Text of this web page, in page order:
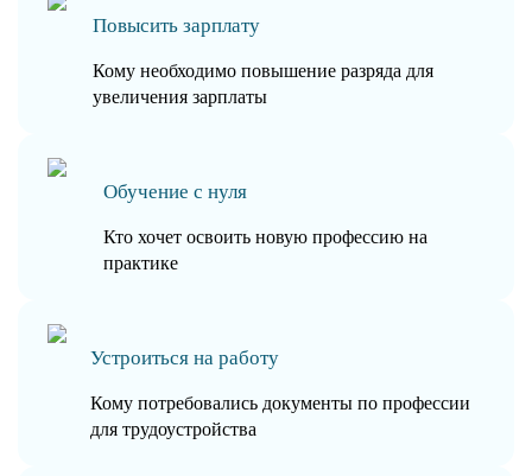
Повысить зарплату
Кому необходимо повышение разряда для
увеличения зарплаты
Обучение с нуля
Кто хочет освоить новую профессию на
практике
Устроиться на работу
Кому потребовались документы по профессии
для трудоустройства